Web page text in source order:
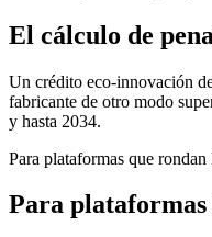
El cálculo de
Un crédito eco-innovación
fabricante de otro modo
y hasta 2034.
Para plataformas que
Para